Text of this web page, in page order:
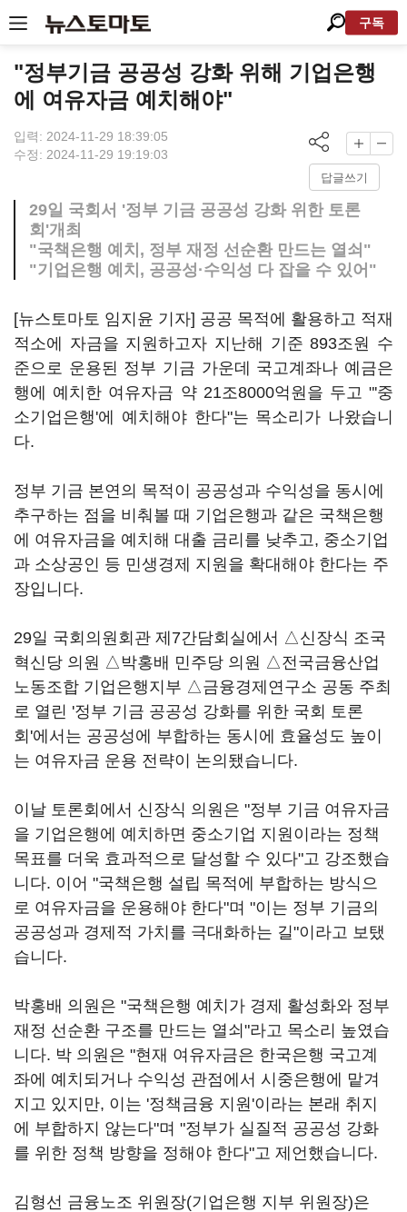
구독
"정부기금 공공성 강화 위해 기업은행
에 여유자금 예치해야"
입력: 2024-11-29 18:39:05
수정: 2024-11-29 19:19:03
답글쓰기
29일 국회서 '정부 기금 공공성 강화 위한 토론
회'개최
"국책은행 예치, 정부 재정 선순환 만드는 열쇠"
"기업은행 예치, 공공성·수익성 다 잡을 수 있어"
[뉴스토마토 임지윤 기자] 공공 목적에 활용하고 적재
적소에 자금을 지원하고자 지난해 기준 893조원 수
준으로 운용된 정부 기금 가운데 국고계좌나 예금은
행에 예치한 여유자금 약 21조8000억원을 두고 "'중
소기업은행'에 예치해야 한다"는 목소리가 나왔습니
다.
정부 기금 본연의 목적이 공공성과 수익성을 동시에
추구하는 점을 비춰볼 때 기업은행과 같은 국책은행
에 여유자금을 예치해 대출 금리를 낮추고, 중소기업
과 소상공인 등 민생경제 지원을 확대해야 한다는 주
장입니다.
29일 국회의원회관 제7간담회실에서 △신장식 조국
혁신당 의원 △박홍배 민주당 의원 △전국금융산업
노동조합 기업은행지부 △금융경제연구소 공동 주최
로 열린 '정부 기금 공공성 강화를 위한 국회 토론
회'에서는 공공성에 부합하는 동시에 효율성도 높이
는 여유자금 운용 전략이 논의됐습니다.
이날 토론회에서 신장식 의원은 "정부 기금 여유자금
을 기업은행에 예치하면 중소기업 지원이라는 정책
목표를 더욱 효과적으로 달성할 수 있다"고 강조했습
니다. 이어 "국책은행 설립 목적에 부합하는 방식으
로 여유자금을 운용해야 한다"며 "이는 정부 기금의
공공성과 경제적 가치를 극대화하는 길"이라고 보탰
습니다.
박홍배 의원은 "국책은행 예치가 경제 활성화와 정부
재정 선순환 구조를 만드는 열쇠"라고 목소리 높였습
니다. 박 의원은 "현재 여유자금은 한국은행 국고계
좌에 예치되거나 수익성 관점에서 시중은행에 맡겨
지고 있지만, 이는 '정책금융 지원'이라는 본래 취지
에 부합하지 않는다"며 "정부가 실질적 공공성 강화
를 위한 정책 방향을 정해야 한다"고 제언했습니다.
김형선 금융노조 위원장(기업은행 지부 위원장)은